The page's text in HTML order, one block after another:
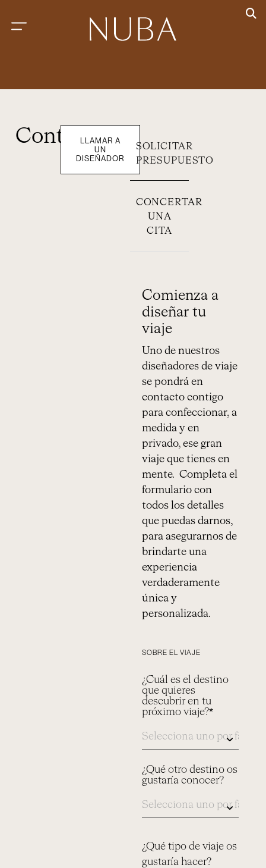
Contacto
LLAMAR A
UN
DISEÑADOR
SOLICITAR
PRESUPUESTO
CONCERTAR
UNA
CITA
Comienza a
diseñar tu
viaje
Uno de nuestros
diseñadores de viaje
se pondrá en
contacto contigo
para confeccionar, a
medida y en
privado, ese gran
viaje que tienes en
mente. Completa el
formulario con
todos los detalles
que puedas darnos,
para asegurarnos de
brindarte una
experiencia
verdaderamente
única y
personalizada.
SOBRE EL VIAJE
¿Cuál es el destino
que quieres
descubrir en tu
próximo viaje?*
¿Qué otro destino os
gustaría conocer?
¿Qué tipo de viaje os
gustaría hacer?